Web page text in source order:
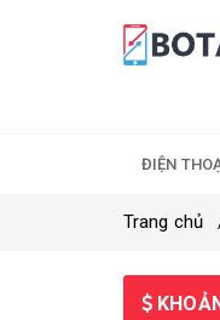
ĐIỆN
Trang chủ